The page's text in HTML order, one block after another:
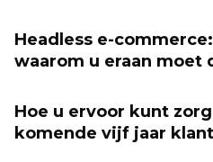
Headless e-
waarom u eraan moet
Hoe u ervoor kunt
komende vijf jaar